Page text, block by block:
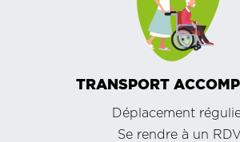
TRANSPORT
Déplacement
Se rendre à un RDV